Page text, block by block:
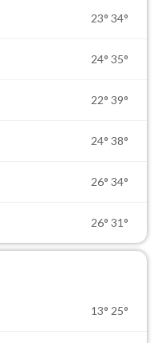
23° 34°
24° 35°
22° 39°
24° 38°
26° 34°
26° 31°
13° 25°